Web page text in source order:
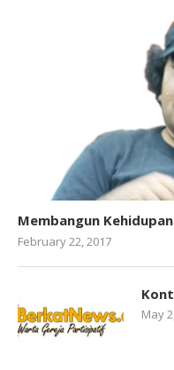
Membangun
February 22, 2017
May